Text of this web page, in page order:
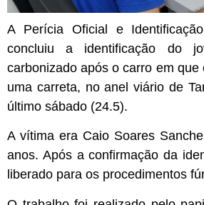
A Perícia Oficial e
concluiu a identificação do
carbonizado após o carro em que
uma carreta, no anel viário de
último sábado (24.5).
A vítima era Caio Soares
anos. Após a confirmação da
liberado para os procedimentos